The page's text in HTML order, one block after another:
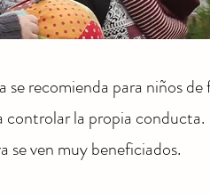
se recomienda para niños
controlar la propia
se ven muy beneficiados.